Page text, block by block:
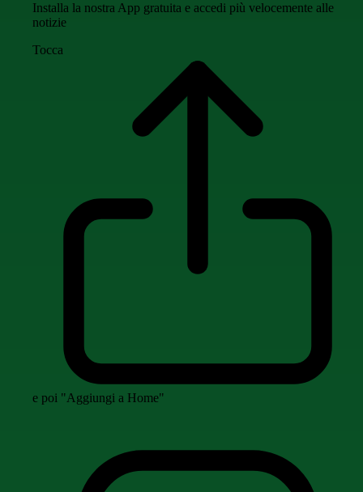
Installa la nostra App gratuita e accedi più velocemente alle
notizie
Tocca
e poi "Aggiungi a Home"